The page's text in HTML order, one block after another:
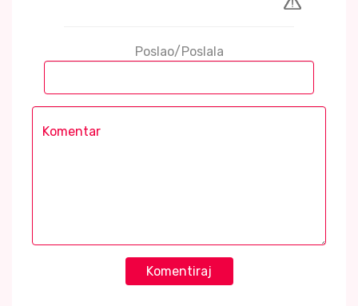
Poslao/Poslala
Komentiraj